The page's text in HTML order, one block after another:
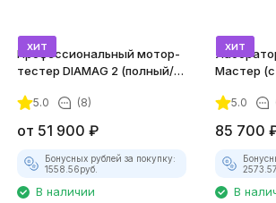
хит
Профессиональный мотор-
тестер DIAMAG 2 (полный/
5.0 (8)
от 51 900 ₽
Бонусных рублей за покупку:
1558.56руб.
В наличии
хит
Мастер
5.0
85 700
2573.57
В